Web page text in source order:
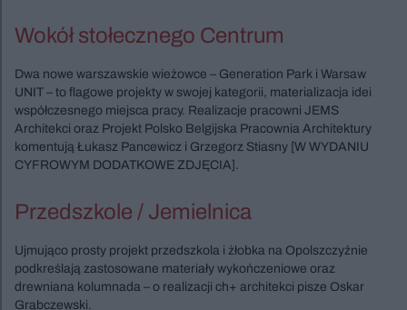
Wokół stołecznego Centrum
Dwa nowe warszawskie wieżowce – Generation Park i Warsaw
UNIT – to flagowe projekty w swojej kategorii, materializacja idei
współczesnego miejsca pracy. Realizacje pracowni JEMS
Architekci oraz Projekt Polsko Belgijska Pracownia Architektury
komentują Łukasz Pancewicz i Grzegorz Stiasny [W WYDANIU
CYFROWYM DODATKOWE ZDJĘCIA].
Przedszkole / Jemielnica
Ujmująco prosty projekt przedszkola i żłobka na Opolszczyźnie
podkreślają zastosowane materiały wykończeniowe oraz
drewniana kolumnada – o realizacji ch+ architekci pisze Oskar
Grąbczewski.